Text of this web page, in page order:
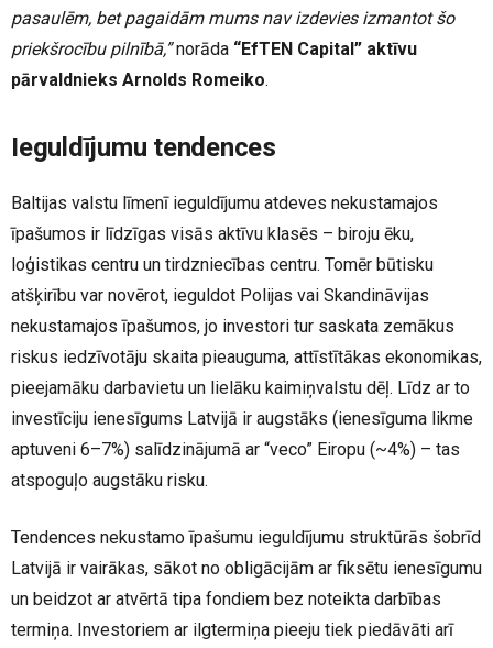
pasaulēm, bet pagaidām mums nav izdevies izmantot šo
priekšrocību pilnībā,”norāda “EfTEN Capital” aktīvu
pārvaldnieks Arnolds Romeiko.
Ieguldījumu tendences
Baltijas valstu līmenī ieguldījumu atdeves nekustamajos
īpašumos ir līdzīgas visās aktīvu klasēs – biroju ēku,
loģistikas centru un tirdzniecības centru. Tomēr būtisku
atšķirību var novērot, ieguldot Polijas vai Skandināvijas
nekustamajos īpašumos, jo investori tur saskata zemākus
riskus iedzīvotāju skaita pieauguma, attīstītākas ekonomikas,
pieejamāku darbavietu un lielāku kaimiņvalstu dēļ. Līdz ar to
investīciju ienesīgums Latvijā ir augstāks (ienesīguma likme
aptuveni 6–7%) salīdzinājumā ar “veco” Eiropu (~4%) – tas
atspoguļo augstāku risku.
Tendences nekustamo īpašumu ieguldījumu struktūrās šobrīd
Latvijā ir vairākas, sākot no obligācijām ar fiksētu ienesīgumu
un beidzot ar atvērtā tipa fondiem bez noteikta darbības
termiņa. Investoriem ar ilgtermiņa pieeju tiek piedāvāti arī